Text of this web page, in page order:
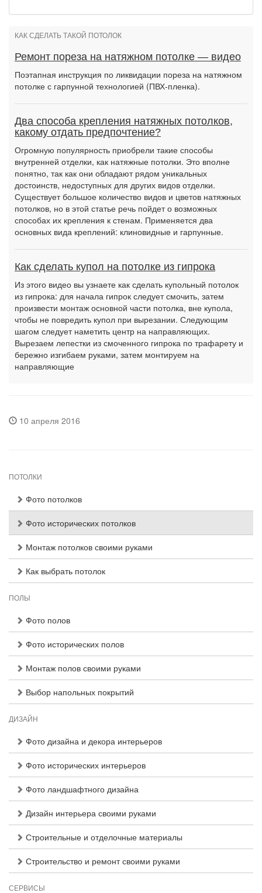
КАК СДЕЛАТЬ ТАКОЙ ПОТОЛОК
Ремонт пореза на натяжном потолке — видео
Поэтапная инструкция по ликвидации пореза на натяжном
потолке с гарпунной технологией (ПВХ-пленка).
Два способа крепления натяжных потолков,
какому отдать предпочтение?
Огромную популярность приобрели такие способы
внутренней отделки, как натяжные потолки. Это вполне
понятно, так как они обладают рядом уникальных
достоинств, недоступных для других видов отделки.
Существует большое количество видов и цветов натяжных
потолков, но в этой статье речь пойдет о возможных
способах их крепления к стенам. Применяется два
основных вида креплений: клиновидные и гарпунные.
Как сделать купол на потолке из гипрока
Из этого видео вы узнаете как сделать купольный потолок
из гипрока: для начала гипрок следует смочить, затем
произвести монтаж основной части потолка, вне купола,
чтобы не повредить купол при вырезании. Следующим
шагом следует наметить центр на направляющих.
Вырезаем лепестки из смоченного гипрока по трафарету и
бережно изгибаем руками, затем монтируем на
направляющие
10 апреля 2016
ПОТОЛКИ
Фото потолков
Фото исторических потолков
Монтаж потолков своими руками
Как выбрать потолок
ПОЛЫ
Фото полов
Фото исторических полов
Монтаж полов своими руками
Выбор напольных покрытий
ДИЗАЙН
Фото дизайна и декора интерьеров
Фото исторических интерьеров
Фото ландшафтного дизайна
Дизайн интерьера своими руками
Строительные и отделочные материалы
Строительство и ремонт своими руками
СЕРВИСЫ